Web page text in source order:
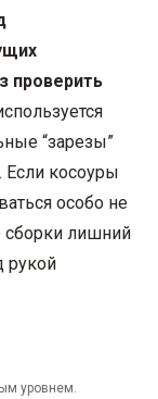
проверить
“зарезы”
Если косоуры
особо не
сборки лишний
рукой
уровнем.